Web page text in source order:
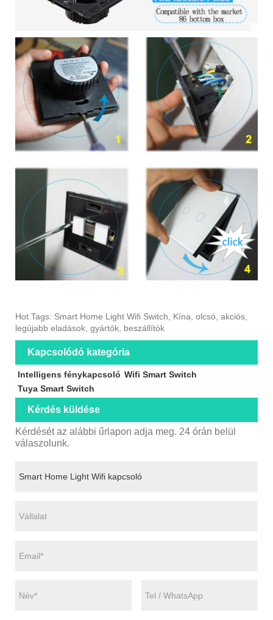
Hot Tags: Smart Home Light Wifi Switch, Kína, olcsó, akciós,
legújabb eladások, gyártók, beszállítók
Kapcsolódó kategória
Intelligens fénykapcsoló Wifi Smart Switch
Tuya Smart Switch
Kérdés küldése
Kérdését az alábbi űrlapon adja meg. 24 órán belül
válaszolunk.